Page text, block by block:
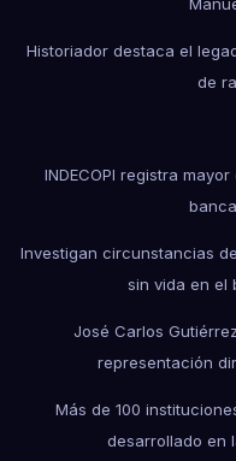
Historiador destaca el
de
INDECOPI registra
Investigan circunstancias
sin vida en el
José Carlos
representación
Más de 100
desarrollado en